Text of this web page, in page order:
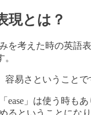
現とは？
を考えた時の英語表
。
容易さということで
ease」は使う時も